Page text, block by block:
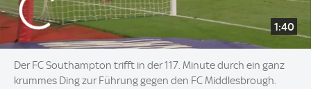
1:40
Der FC Southampton trifft in der 117. Minute durch ein ganz
krummes Ding zur Führung gegen den FC Middlesbrough.